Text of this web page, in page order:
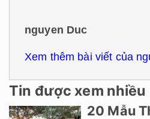
nguyen Duc
Xem thêm bài viết của
Tin được xem nhiều
20 Mẫu